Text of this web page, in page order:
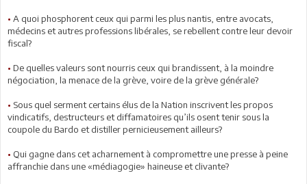
• A quoi phosphorent ceux qui parmi les plus nantis, entre avocats,
médecins et autres professions libérales, se rebellent contre leur devoir
fiscal?
• De quelles valeurs sont nourris ceux qui brandissent, à la moindre
négociation, la menace de la grève, voire de la grève générale?
• Sous quel serment certains élus de la Nation inscrivent les propos
vindicatifs, destructeurs et diffamatoires qu’ils osent tenir sous la
coupole du Bardo et distiller pernicieusement ailleurs?
• Qui gagne dans cet acharnement à compromettre une presse à peine
affranchie dans une «médiagogie» haineuse et clivante?